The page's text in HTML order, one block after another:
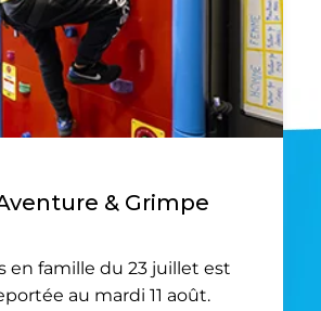
& Grimpe
en famille du 23 juillet est
au mardi 11 août.